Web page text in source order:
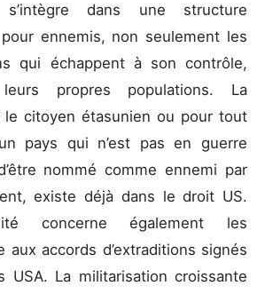
s’intègre dans une structure
ennemis, non seulement les
qui échappent à son contrôle,
propres populations. La
le citoyen étasunien ou pour tout
pays qui n’est pas en guerre
nommé comme ennemi par
existe déjà dans le droit US.
concerne également les
aux accords d’extraditions signés
USA. La militarisation croissante